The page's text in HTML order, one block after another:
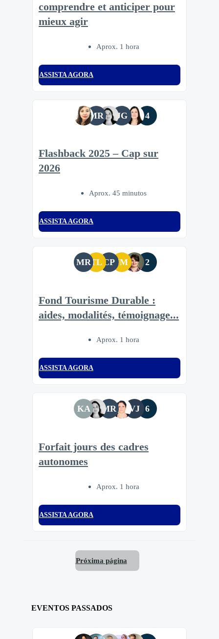
comprendre et anticiper pour
mieux agir
Aprox. 1 hora
ASSISTA AGORA
MR JG 4
Flashback 2025 – Cap sur
2026
Aprox. 45 minutos
ASSISTA AGORA
MR TL CP JM 2
Fond Tourisme Durable :
aides, modalités, témoignage...
Aprox. 1 hora
ASSISTA AGORA
KA MR VJ 6
Forfait jours des cadres
autonomes
Aprox. 1 hora
ASSISTA AGORA
Próxima página
EVENTOS PASSADOS